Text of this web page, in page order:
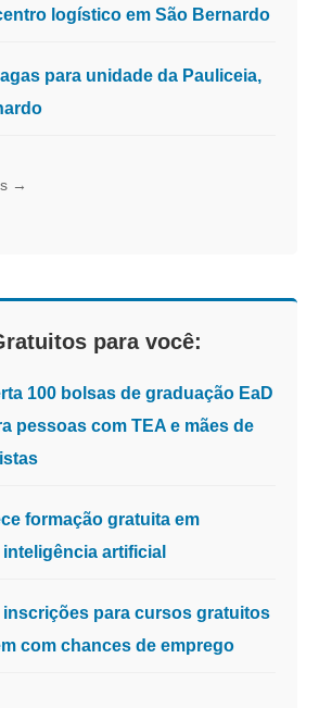
logístico em São Bernardo
para unidade da Pauliceia,
→
para você:
100 bolsas de graduação EaD
pessoas com TEA e mães de
formação gratuita em
artificial
inscrições para cursos gratuitos
com chances de emprego